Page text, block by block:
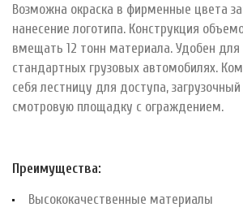
Возможна окраска в фирменные цвета
нанесение логотипа. Конструкция
вмещать 12 тонн материала. Удобен для
стандартных грузовых автомобилях.
себя лестницу для доступа,
смотровую площадку с ограждением.
Преимущества:
Высококачественные материалы